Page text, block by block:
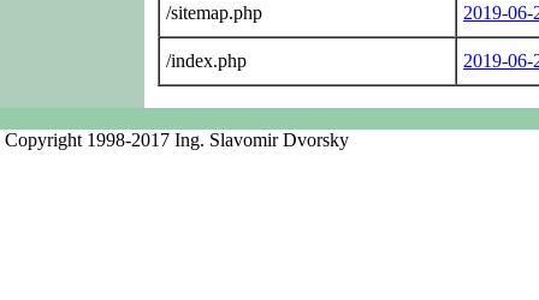
/sitemap.php
2019-06-
/index.php 2019-06-
Copyright 1998-2017 Ing. Slavomir Dvorsky